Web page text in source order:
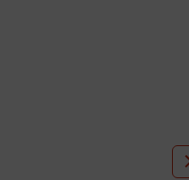
レイをしているそうです。